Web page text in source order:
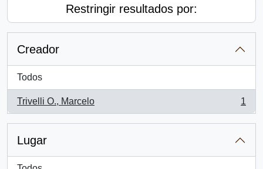
Restringir resultados por:
Creador
Todos
Trivelli O., Marcelo
, 1 resultados
1
Lugar